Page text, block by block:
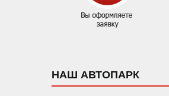
НАШ АВТОПАРК